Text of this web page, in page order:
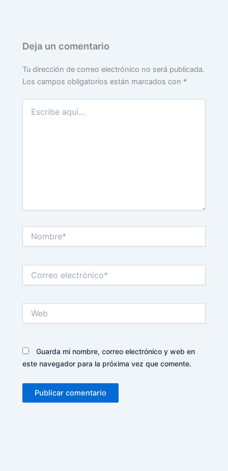
Deja un comentario
Tu dirección de correo electrónico no será publicada.
Los campos obligatorios están marcados con *
aquí...
electrónico*
Guarda mi nombre, correo electrónico y web en
este navegador para la próxima vez que comente.